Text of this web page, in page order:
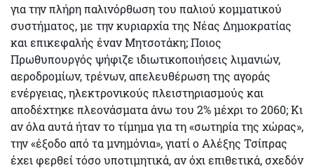
για την πλήρη παλινόρθωση του παλιού κομματικού
συστήματος, με την κυριαρχία της Νέας Δημοκρατίας
και επικεφαλής έναν Μητσοτάκη; Ποιος
Πρωθυπουργός ψήφιζε ιδιωτικοποιήσεις λιμανιών,
αεροδρομίων, τρένων, απελευθέρωση της αγοράς
ενέργειας, ηλεκτρονικούς πλειστηριασμούς και
αποδέχτηκε πλεονάσματα άνω του 2% μέχρι το 2060; Κι
αν όλα αυτά ήταν το τίμημα για τη «σωτηρία της χώρας»,
την «έξοδο από τα μνημόνια», γιατί ο Αλέξης Τσίπρας
έχει φερθεί τόσο υποτιμητικά, αν όχι επιθετικά, σχεδόν